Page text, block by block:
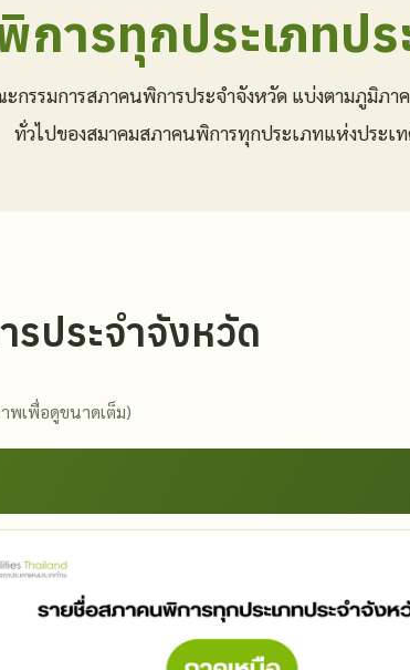
การทุกประเภทปร
กรรมการสภาคนพิการประจำจังหวัด แบ่งตามภูมิภ
ทั่วไปของสมาคมสภาคนพิการทุกประเภทแห่งประเ
ประจำจังหวัด
พเพื่อดูขนาดเต็ม)